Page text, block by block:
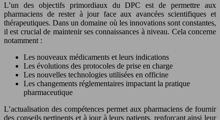
L’un des objectifs primordiaux du DPC est de permettre aux
pharmaciens de rester à jour face aux avancées scientifiques et
thérapeutiques. Dans un domaine où les innovations sont constantes,
il est crucial de maintenir ses connaissances à niveau. Cela concerne
notamment :
Les nouveaux médicaments et leurs indications
Les évolutions des protocoles de prise en charge
Les nouvelles technologies utilisées en officine
Les changements réglementaires impactant la pratique
pharmaceutique
L’actualisation des compétences permet aux pharmaciens de fournir
des conseils pertinents et à jour à leurs patients, renforçant ainsi leur